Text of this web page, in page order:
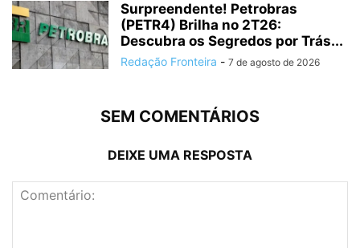
Surpreendente! Petrobras
(PETR4) Brilha no 2T26:
Descubra os Segredos por Trás...
Redação Fronteira - 7 de agosto de 2026
SEM COMENTÁRIOS
DEIXE UMA RESPOSTA